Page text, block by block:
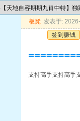
天地自容期期九肖中特】独
板凳 发表于:
签到赚钱
支持高手支持高手